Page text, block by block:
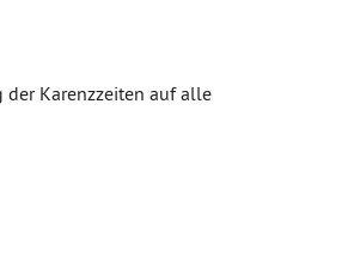
der Karenzzeiten auf alle